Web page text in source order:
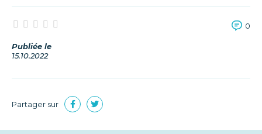
0
Publiée le
15.10.2022
Partager sur